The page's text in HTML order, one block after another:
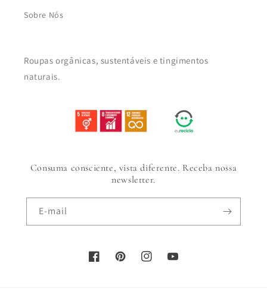
Sobre Nós
Roupas orgânicas, sustentáveis e tingimentos
naturais.
Consuma consciente, vista diferente. Receba nossa
newsletter.
E-mail
FacebookPinterestInstagramYouTube